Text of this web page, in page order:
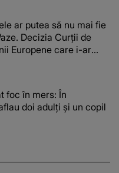
ar putea să nu mai fie
Decizia Curţii de
Europene care i-ar
foc în mers: În
doi adulți și un copil